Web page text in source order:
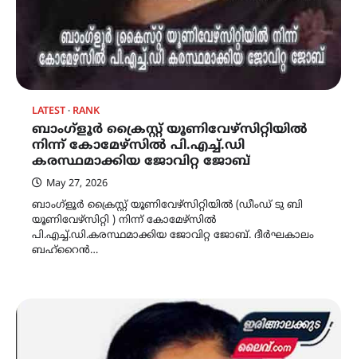
LATEST RANK
ബാംഗ്ളൂർ ക്രൈസ്റ്റ് യൂണിവേഴ്‌സിറ്റിയിൽ
നിന്ന് കോമേഴ്സിൽ പി.എച്ച്.ഡി
കരസ്ഥമാക്കിയ ജോവിറ്റ ജോബ്
May 27, 2026
ബാംഗ്ളൂർ ക്രൈസ്റ്റ് യൂണിവേഴ്‌സിറ്റിയിൽ (ഡീംഡ് ടു ബി
യൂണിവേഴ്സിറ്റി ) നിന്ന് കോമേഴ്സിൽ
പി.എച്ച്.ഡി.കരസ്ഥമാക്കിയ ജോവിറ്റ ജോബ്. ദീർഘകാലം
ബഹ്റൈൻ…